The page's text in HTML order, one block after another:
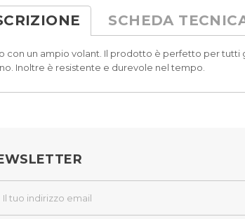
SCHEDA
un ampio volant. Il prodotto è perfetto per tutti
Inoltre è resistente e durevole nel tempo.